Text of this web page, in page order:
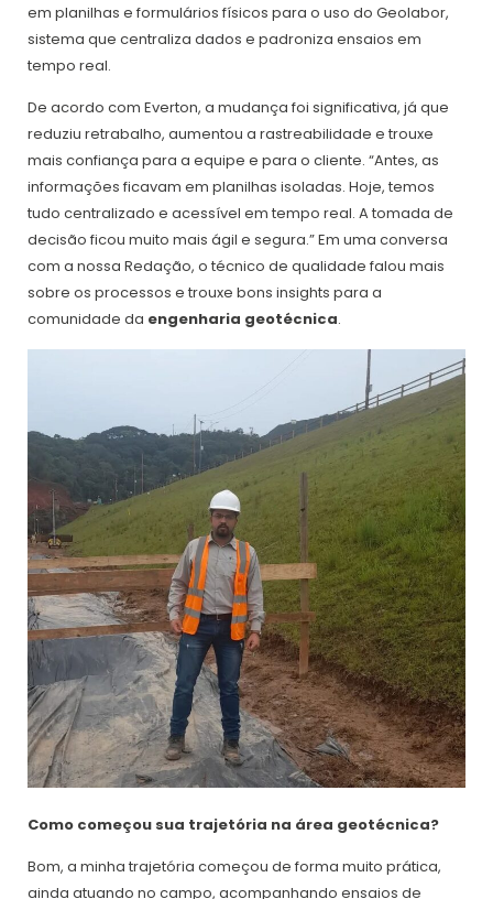
em planilhas e formulários físicos para o uso do Geolabor,
sistema que centraliza dados e padroniza ensaios em
tempo real.
De acordo com Everton, a mudança foi significativa, já que
reduziu retrabalho, aumentou a rastreabilidade e trouxe
mais confiança para a equipe e para o cliente. “Antes, as
informações ficavam em planilhas isoladas. Hoje, temos
tudo centralizado e acessível em tempo real. A tomada de
decisão ficou muito mais ágil e segura.” Em uma conversa
com a nossa Redação, o técnico de qualidade falou mais
sobre os processos e trouxe bons insights para a
comunidade da engenharia geotécnica.
Como começou sua trajetória na área geotécnica?
Bom, a minha trajetória começou de forma muito prática,
ainda atuando no campo, acompanhando ensaios de